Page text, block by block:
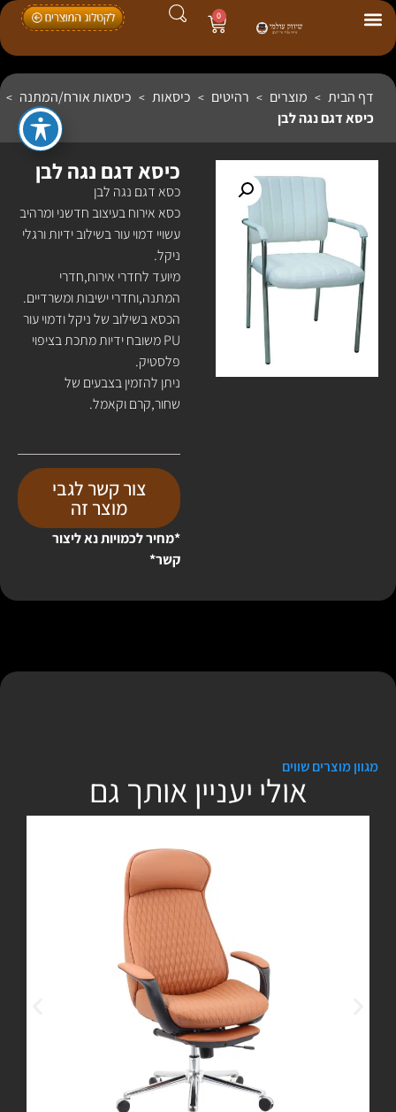
0
דף הבית > מוצרים > רהיטים > כיסאות > כיסאות אורח/המתנה >
כיסא דגם נגה לבן
כיסא דגם נגה לבן
כסא דגם נגה לבן
כסא אירוח בעיצוב חדשני ומרהיב
עשויי דמוי עור בשילוב ידיות ורגלי
ניקל.
מיועד לחדרי אירוח,חדרי
המתנה,וחדרי ישיבות ומשרדיים.
הכסא בשילוב של ניקל ודמוי עור
PU משובח ידיות מתכת בציפוי
פלסטיק.
ניתן להזמין בצבעים של
שחור,קרם וקאמל.
צור קשר לגבי
מוצר זה
*מחיר לכמויות נא ליצור
קשר*
מגוון מוצרים שווים
אולי יעניין אותך גם